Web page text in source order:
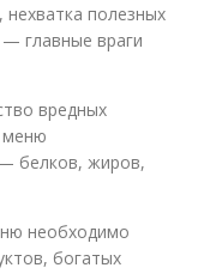
полезных
главные враги
вредных
меню
белков, жиров,
необходимо
богатых